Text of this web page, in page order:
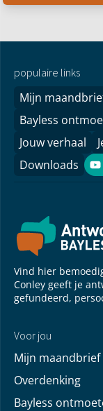
populaire links
Mijn
Bayless
Jouw verhaal
Downloads
Vind hier
Conley geeft je
gefundeerd,
Voor jou
Mijn maandbrief
Overdenking
Bayless